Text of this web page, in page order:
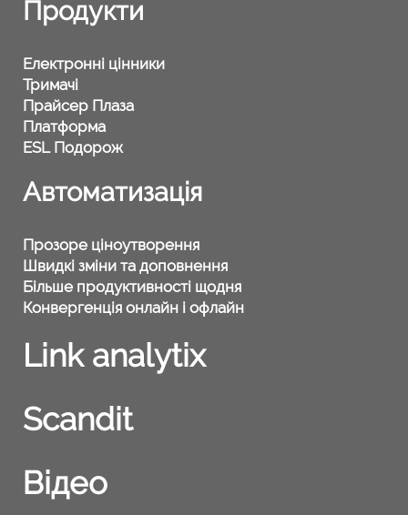
Продукти
Електронні цінники
Тримачі
Прайсер Плаза
Платформа
ESL Подорож
Автоматизація
Прозоре ціноутворення
Швидкі зміни та доповнення
Більше продуктивності щодня
Конвергенція онлайн і офлайн
Link analytix
Scandit
Відео